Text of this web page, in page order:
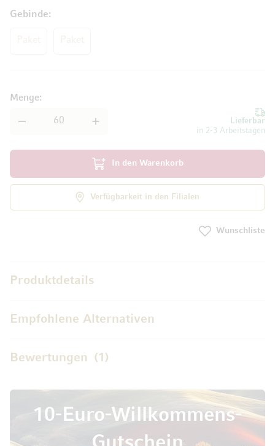
Gebinde
Lieferbar
in 2-3 Arbeitstagen
Menge
In den Warenkorb
Verfügbarkeit in den Filialen
Wunschliste
Produktdetails
Empfohlene Alternativen
Bewertungen 1
10-Euro-Willkommens-